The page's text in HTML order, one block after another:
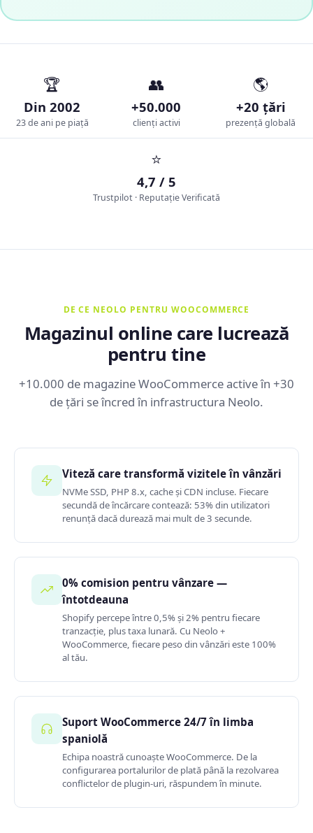
🏆
Din 2002
23 de ani pe piață
👥
+50.000
clienți activi
🌎
+20 țări
prezență globală
⭐
4,7 / 5
Trustpilot · Reputație Verificată
DE CE NEOLO PENTRU WOOCOMMERCE
Magazinul online care lucrează
pentru tine
+10.000 de magazine WooCommerce active în +30
de țări se încred în infrastructura Neolo.
Viteză care transformă vizitele în vânzări
NVMe SSD, PHP 8.x, cache și CDN incluse. Fiecare
secundă de încărcare contează: 53% din utilizatori
renunță dacă durează mai mult de 3 secunde.
0% comision pentru vânzare —
întotdeauna
Shopify percepe între 0,5% și 2% pentru fiecare
tranzacție, plus taxa lunară. Cu Neolo +
WooCommerce, fiecare peso din vânzări este 100%
al tău.
Suport WooCommerce 24/7 în limba
spaniolă
Echipa noastră cunoaște WooCommerce. De la
configurarea portalurilor de plată până la rezolvarea
conflictelor de plugin-uri, răspundem în minute.